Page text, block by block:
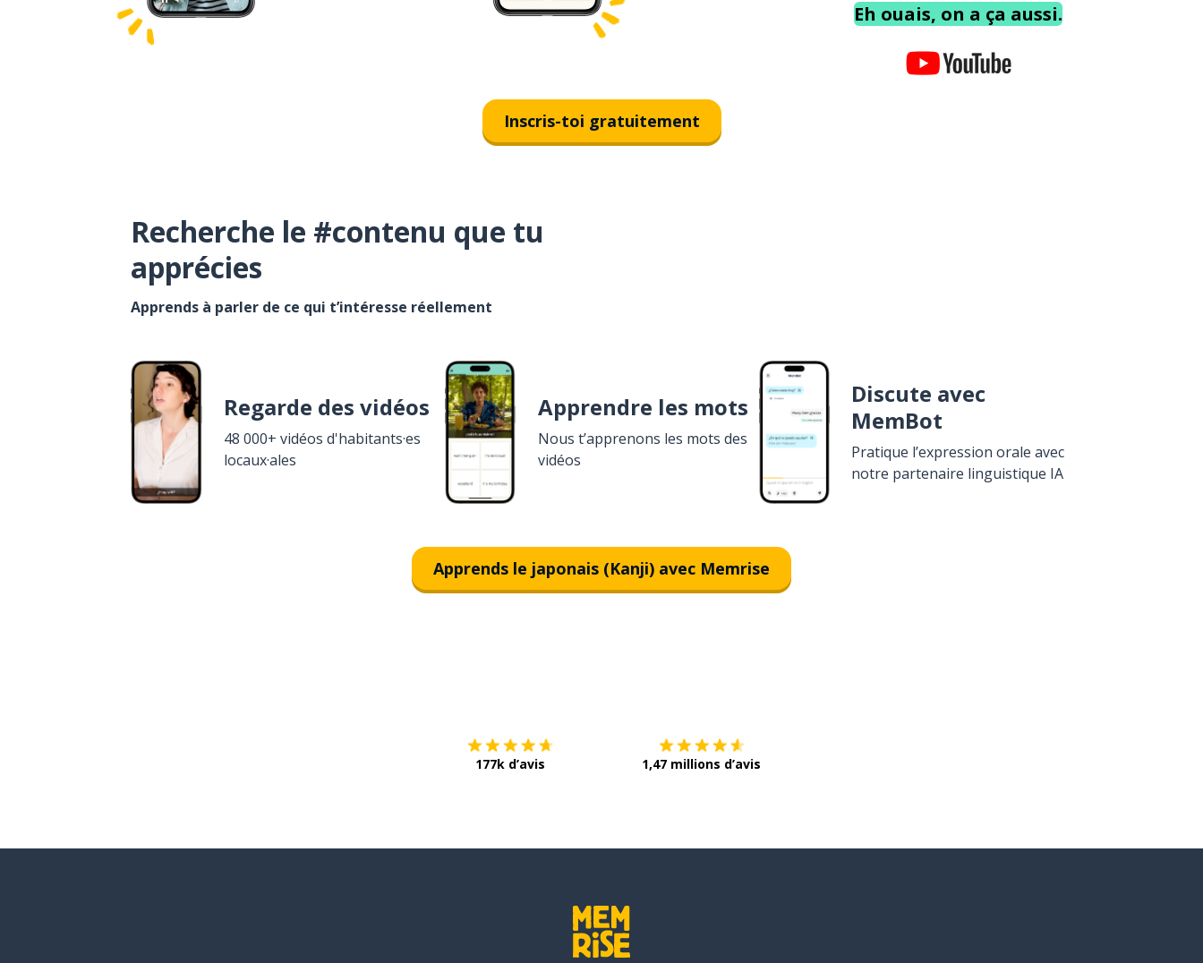
Eh ouais, on a ça aussi.
Inscris-toi gratuitement
Recherche le #contenu que tu
apprécies
Apprends à parler de ce qui t’intéresse réellement
Regarde des vidéos
48 000+ vidéos d'habitants·es
locaux·ales
Apprendre les mots
Nous t’apprenons les mots des
vidéos
Discute avec
MemBot
Pratique l’expression orale avec
notre partenaire linguistique IA
Apprends le japonais (Kanji) avec Memrise
177k d’avis 1,47 millions d’avis